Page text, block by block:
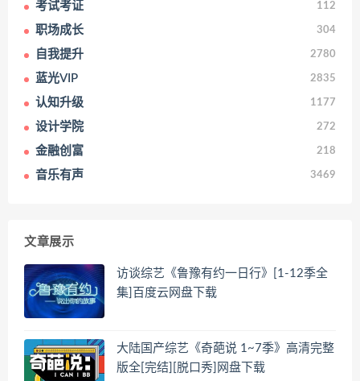
考试考证 112
职场成长 304
自我提升 2780
蓝光VIP 2835
认知升级 1177
设计学院 272
金融创富 218
音乐有声 3469
文章展示
访谈综艺《鲁豫有约一日行》[1-12季全
集]百度云网盘下载
大陆国产综艺《奇葩说 1~7季》高清完整
版全[完结][脱口秀]网盘下载